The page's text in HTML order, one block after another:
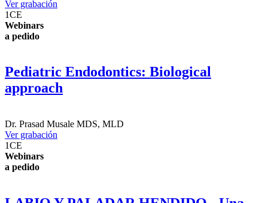
Ver grabación
1CE
Webinars
a pedido
Pediatric Endodontics: Biological
approach
Dr. Prasad Musale MDS, MLD
Ver grabación
1CE
Webinars
a pedido